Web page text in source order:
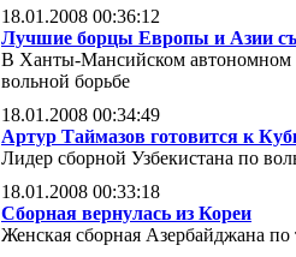
18.01.2008 00:36:12
Лучшие борцы Европы и Азии
В Ханты-Мансийском автономном
вольной борьбе
18.01.2008 00:34:49
Артур Таймазов готовится к
Лидер сборной Узбекистана по
18.01.2008 00:33:18
Сборная вернулась из Кореи
Женская сборная Азербайджана